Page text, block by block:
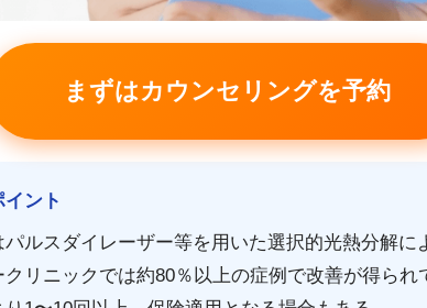
まずはカウンセリングを予約
ント
ルスダイレーザー等を用いた選択的光熱分解に
リニックでは約80％以上の症例で改善が得られ